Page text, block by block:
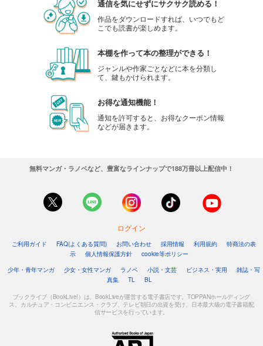
通信を気にせずにサクサク読める！
作品をダウンロードすれば、いつでもど
こでも読書が楽しめます。
本棚を作って本の整理ができる！
ジャンルや作家ごとなどに本を分類し
て、鍵もかけられます。
お得な通知機能！
通知を許可すると、お得なクーポン情報
などが届きます。
無料マンガ・ラノベなど、豊富なラインナップで188万冊以上配信中！
ログイン
ご利用ガイド FAQ(よくある質問) お問い合わせ 採用情報 利用規約
特商法の表
示
個人情報保護方針
cookie等ポリシー
少年・青年マンガ
少女・女性マンガ ラノベ 小説・文芸 ビジネス・実用
雑誌・写
真集
TL BL
ブックライブ（BookLive!）は、BookLiveが運営する電子書店です。TOPPANホールディング
ス、カルチュア・コンビニエンス・クラブ、テレビ朝日の出資を受け、日本最大級の電子書籍配
信サービスを行っています。